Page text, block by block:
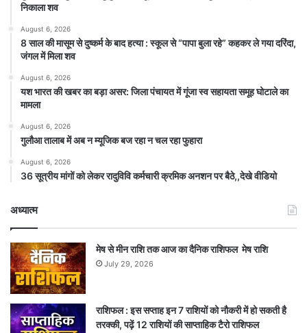
निकाला शव
August 6, 2026
8 साल की मासूम से दुष्कर्म के बाद हत्या : स्कूल से “पापा बुला रहे” कहकर ले गया दरिंदा,
जंगल में मिला शव
August 6, 2026
यश भारत की खबर का बड़ा असर: जिला पंचायत में गूंजा स्व सहायता समूह घोटाले का
मामला
August 6, 2026
गुलौआ तालाब में अब न म्यूजिक बज रहा न चल रहा फुहारा
August 6, 2026
36 सूत्रीय मांगों को लेकर रादुविवि कर्मचारी क्रमिक अनशन पर बैठे,,देखे वीडियो
अध्यात्म
मेष से मीन राशि तक आज का दैनिक राशिफल मेष राशि
July 29, 2026
राशिफल : इस सप्ताह इन 7 राशियों को नौकरी में हो सकती है
तरक्की, पढ़ें 12 राशियों की साप्ताहिक टैरो राशिफल